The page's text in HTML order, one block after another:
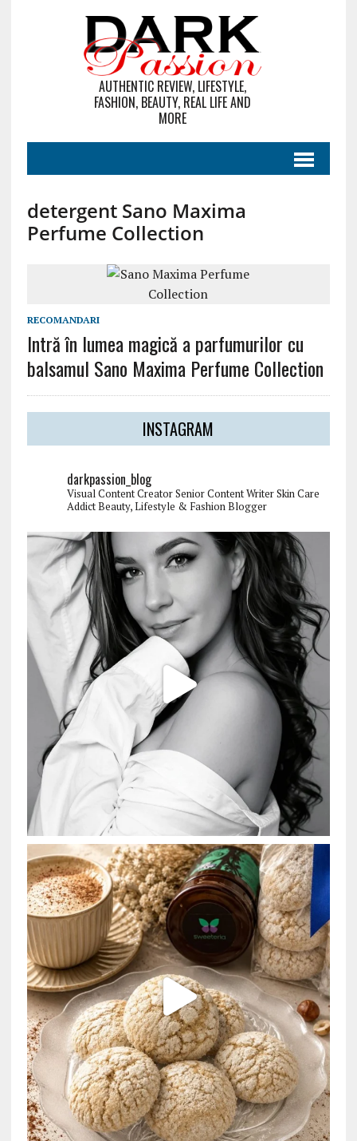
AUTHENTIC REVIEW, LIFESTYLE,
FASHION, BEAUTY, REAL LIFE AND
MORE
detergent Sano Maxima
Perfume Collection
RECOMANDARI
Intră în lumea magică a parfumurilor cu
balsamul Sano Maxima Perfume Collection
INSTAGRAM
darkpassion_blog
Visual Content CreatorSenior Content WriterSkin Care
AddictBeauty, Lifestyle & Fashion Blogger